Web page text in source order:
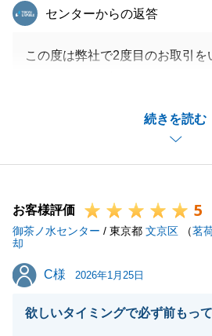
続きを読む
東急リバブル
センターからの返答
この度は弊社で2度目のお取引を
突発的なイレギュラーな事態は
で、そうした場合でも安心して
努めさせていただいております。
ませ。
この度はありがとうございまし
お客様評価 5
御茶ノ水センター / 東京都 文京区 （茗
却
C様
C様 2026年1月25日
欲しいタイミングで必ず前もっ